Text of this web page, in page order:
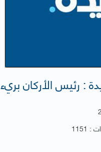
: رئيس الأركان